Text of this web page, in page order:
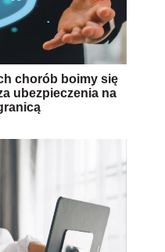
chorób boimy się
ubezpieczenia na